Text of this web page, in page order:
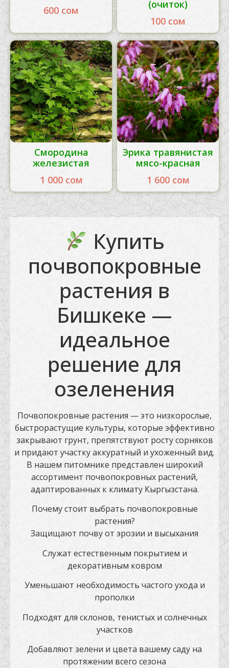
600 сом
(очиток)
100 сом
Смородина
железистая
1 000 сом
Эрика травянистая
мясо-красная
1 600 сом
Купить
почвопокровные
растения в
Бишкеке —
идеальное
решение для
озеленения
Почвопокровные растения — это низкорослые,
быстрорастущие культуры, которые эффективно
закрывают грунт, препятствуют росту сорняков
и придают участку аккуратный и ухоженный вид.
В нашем питомнике представлен широкий
ассортимент почвопокровных растений,
адаптированных к климату Кыргызстана.
Почему стоит выбрать почвопокровные
растения?
Защищают почву от эрозии и высыхания
Служат естественным покрытием и
декоративным ковром
Уменьшают необходимость частого ухода и
прополки
Подходят для склонов, тенистых и солнечных
участков
Добавляют зелени и цвета вашему саду на
протяжении всего сезона